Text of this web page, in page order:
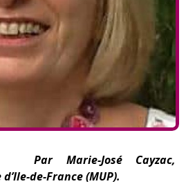
Par Marie-José Cayzac,
de-France (MUP).